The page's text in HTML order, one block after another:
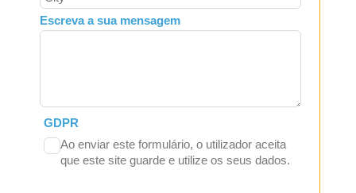
Escreva a sua mensagem
GDPR
Ao enviar este formulário, o utilizador aceita
que este site guarde e utilize os seus dados.